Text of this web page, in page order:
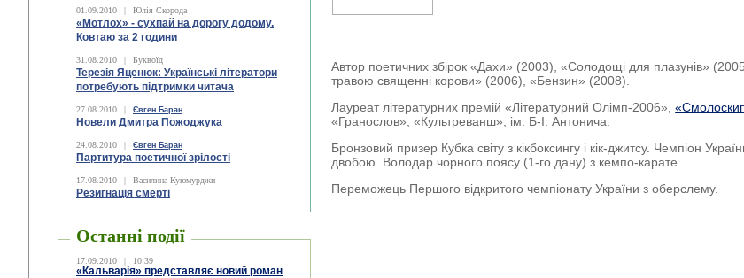
01.09.2010 | Юлія Скорода
«Мотлох» - сухпай на дорогу додому.
Ковтаю за 2 години
31.08.2010 | Буквоїд
Терезія Яценюк: Українські літератори
потребують підтримки читача
27.08.2010 | Євген Баран
Новели Дмитра Пожоджука
24.08.2010 | Євген Баран
Партитура поетичної зрілості
17.08.2010 | Василина Куюмурджи
Резигнація смерті
Останні події
17.09.2010 | 10:39
«Кальварія» представляє новий роман
Автор поетичних збірок «Дахи» (2003), «Солодощі для плазунів»
травою священні корови» (2006), «Бензин» (2008).
Лауреат літературних премій «Літературний Олімп-2006»,
«Гранослов», «Культреванш», ім. Б-І. Антонича.
Бронзовий призер Кубка світу з кікбоксингу і кік-джитсу. Чемпіон
двобою. Володар чорного поясу (1-го дану) з кемпо-карате.
Переможець Першого відкритого чемпіонату України з оберслему.